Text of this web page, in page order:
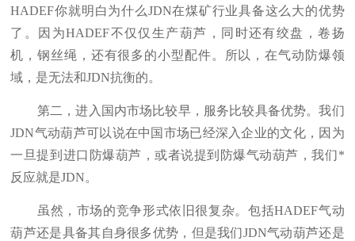
HADEF你就明白为什么JDN在煤矿行业具备这么大的优势
了。因为HADEF不仅仅生产葫芦，同时还有绞盘，卷扬
机，钢丝绳，还有很多的小型配件。所以，在气动防爆领
域，是无法和JDN抗衡的。
第二，进入国内市场比较早，服务比较具备优势。我们
JDN气动葫芦可以说在中国市场已经深入企业的文化，因为
一旦提到进口防爆葫芦，或者说提到防爆气动葫芦，我们*
反应就是JDN。
虽然，市场的竞争形式依旧很复杂。包括HADEF气动
葫芦还是具备其自身很多优势，但是我们JDN气动葫芦还是